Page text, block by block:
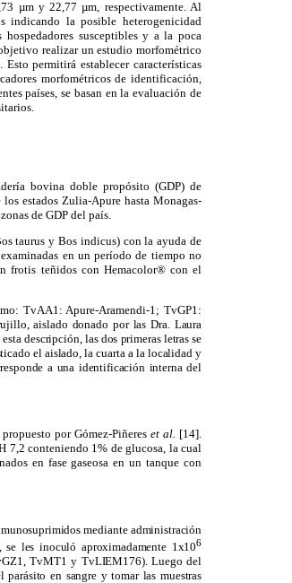
µm y 22,77 µm, respectivamente. Al
indicando la posible heterogenicidad
susceptibles y a la poca
realizar un estudio morfométrico
permitirá establecer características
morfométricos de identificación,
países, se basan en la evaluación de
bovina doble propósito (GDP) de
estados Zulia-Apure hasta Monagas-
de GDP del país.
taurus y Bos indicus) con la ayuda de
en un período de tiempo no
frotis teñidos con Hemacolor® con el
TvAA1: Apure-Aramendi-1; TvGP1:
aislado donado por las Dra. Laura
descripción, las dos primeras letras se
el aislado, la cuarta a la localidad y
a una identificación interna del
por Gómez-Piñeres et al. [14].
7,2 conteniendo 1% de glucosa, la cual
en fase gaseosa en un tanque con
mediante administración
les inoculó aproximadamente 1x106
TvMT1 y TvLIEM176). Luego del
parásito en sangre y tomar las muestras